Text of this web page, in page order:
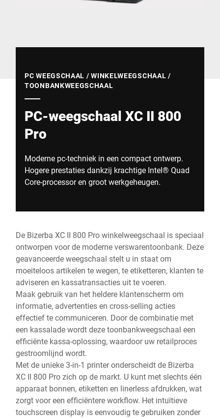
PC WEEGSCHAAL / WINKELWEEGSCHAAL /
TOONBANKWEEGSCHAAL
PC-weegschaal XC II 800
Pro
Moderne pc-techniek in een compact ontwerp.
Hogere prestaties dankzij krachtige Intel® Quad
Core-processor en groot werkgeheugen.
De Bizerba XC II 800 Pro winkelweegschaal is speciaal
ontworpen voor de moderne verswarentoonbank. Deze
geavanceerde weegschaal stelt u in staat om
moeiteloos artikelen te wegen, te etiketteren, klanten te
adviseren en kassatransacties uit te voeren.
Maak gebruik van het heldere klantenscherm om
informatie, advertenties en cross-selling acties
effectief te communiceren. Door de combinatie met
een kassalade wordt deze toonbankweegschaal een
efficiënte kassa-oplossing, waardoor uw retailproces
gestroomlijnd wordt.
Met de unieke 3-in-1 printer onderscheidt de Bizerba
XC II 800 Pro zich op de markt. U kunt met slechts één
apparaat bonnen, etiketten en linerless afdrukken, wat
zorgt voor een efficiëntere workflow. Het intuïtieve
touchscreen display is eenvoudig te gebruiken zonder